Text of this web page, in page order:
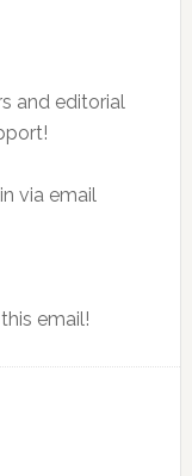
and editorial
via email
email!